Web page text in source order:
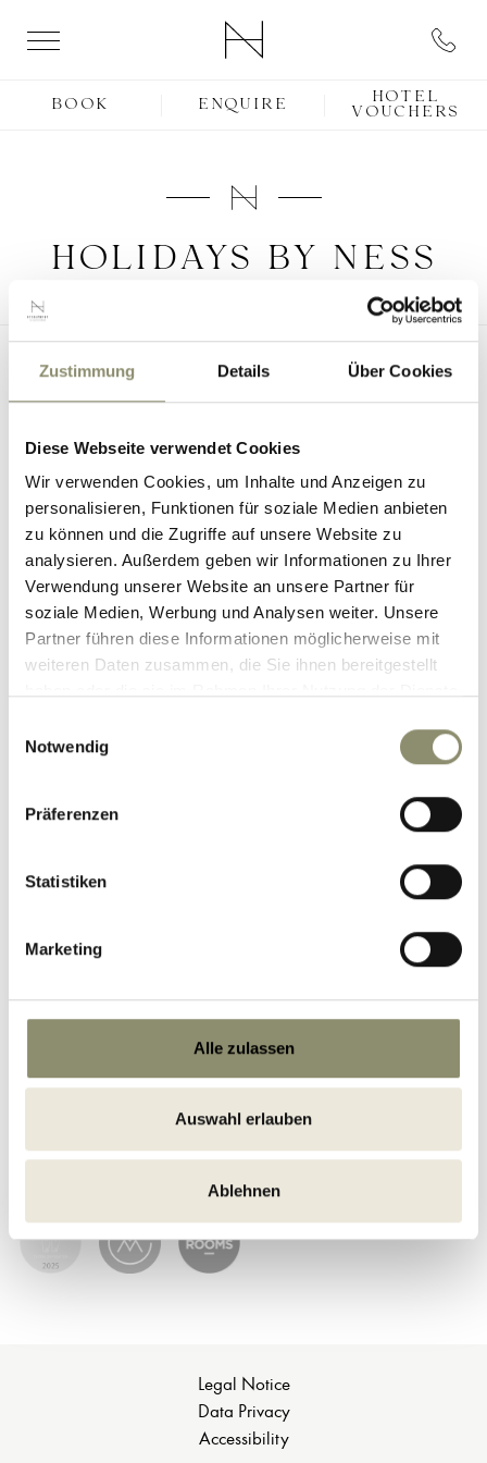
Zustimmung Details Über Cookies
Diese Webseite verwendet Cookies
Wir verwenden Cookies, um Inhalte und Anzeigen zu
personalisieren, Funktionen für soziale Medien anbieten
zu können und die Zugriffe auf unsere Website zu
analysieren. Außerdem geben wir Informationen zu Ihrer
Verwendung unserer Website an unsere Partner für
soziale Medien, Werbung und Analysen weiter. Unsere
Partner führen diese Informationen möglicherweise mit
weiteren Daten zusammen, die Sie ihnen bereitgestellt
Notwendig
Präferenzen
Statistiken
Marketing
Alle zulassen
Auswahl erlauben
Ablehnen
BOOK ENQUIRE HOTEL
VOUCHERS
HOLIDAYS BY NESS
Hotel Nesslerhof GmbH
Neudegger Family
Unterbergstrasse 50,5611Grossarl /Austria
Phone
+43 6414 81200
E-mail info@nesslerhof.at
Press
Newsletter
FOLLOW US
Legal Notice
Data Privacy
Accessibility